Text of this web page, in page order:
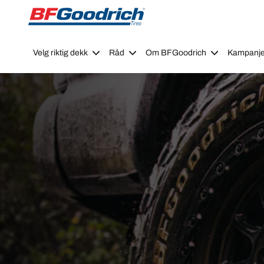
Go to page content Go to page navigation
Velg riktig dekk Råd Om BFGoodrich